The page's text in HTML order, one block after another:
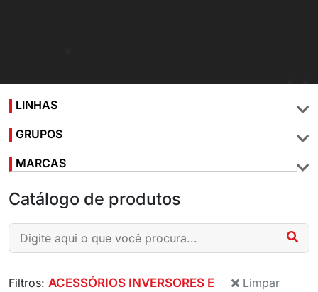
LINHAS
GRUPOS
MARCAS
Catálogo de produtos
Filtros: ACESSÓRIOS INVERSORES E
Limpar